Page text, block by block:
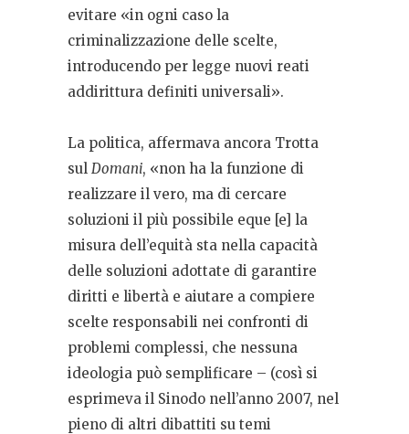
evitare «in ogni caso la
criminalizzazione delle scelte,
introducendo per legge nuovi reati
addirittura definiti universali».
La politica, affermava ancora Trotta
sul Domani, «non ha la funzione di
realizzare il vero, ma di cercare
soluzioni il più possibile eque [e] la
misura dell’equità sta nella capacità
delle soluzioni adottate di garantire
diritti e libertà e aiutare a compiere
scelte responsabili nei confronti di
problemi complessi, che nessuna
ideologia può semplificare – (così si
esprimeva il Sinodo nell’anno 2007, nel
pieno di altri dibattiti su temi